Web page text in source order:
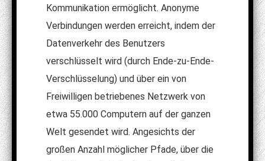
Kommunikation ermöglicht. Anonyme
Verbindungen werden erreicht, indem der
Datenverkehr des Benutzers
verschlüsselt wird (durch Ende-zu-Ende-
Verschlüsselung) und über ein von
Freiwilligen betriebenes Netzwerk von
etwa 55.000 Computern auf der ganzen
Welt gesendet wird. Angesichts der
großen Anzahl möglicher Pfade, über die